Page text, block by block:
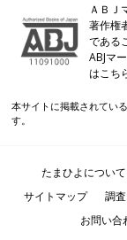
ＡＢＪ
著作権
である
ABJマ
はこ
本サイトに掲載されてい
す。
たまひよについて
サイトマップ
調
お問い合